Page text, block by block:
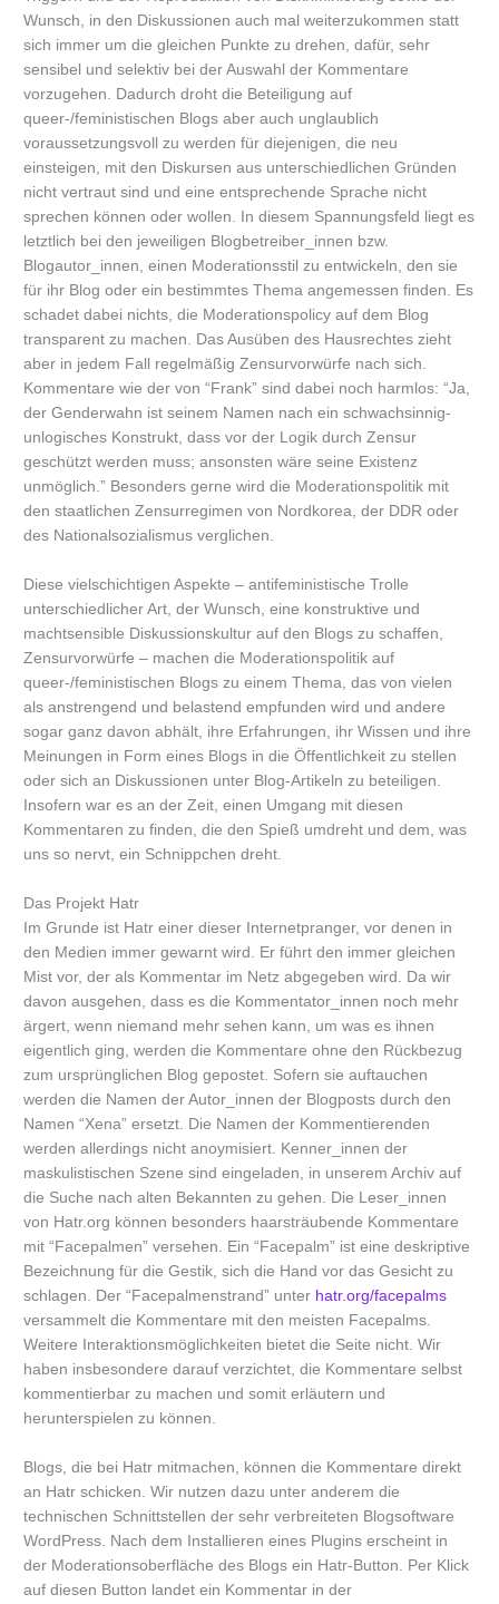
Wunsch, in den Diskussionen auch mal weiterzukommen statt
sich immer um die gleichen Punkte zu drehen, dafür, sehr
sensibel und selektiv bei der Auswahl der Kommentare
vorzugehen. Dadurch droht die Beteiligung auf
queer-/feministischen Blogs aber auch unglaublich
voraussetzungsvoll zu werden für diejenigen, die neu
einsteigen, mit den Diskursen aus unterschiedlichen Gründen
nicht vertraut sind und eine entsprechende Sprache nicht
sprechen können oder wollen. In diesem Spannungsfeld liegt es
letztlich bei den jeweiligen Blogbetreiber_innen bzw.
Blogautor_innen, einen Moderationsstil zu entwickeln, den sie
für ihr Blog oder ein bestimmtes Thema angemessen finden. Es
schadet dabei nichts, die Moderationspolicy auf dem Blog
transparent zu machen. Das Ausüben des Hausrechtes zieht
aber in jedem Fall regelmäßig Zensurvorwürfe nach sich.
Kommentare wie der von “Frank” sind dabei noch harmlos: “Ja,
der Genderwahn ist seinem Namen nach ein schwachsinnig-
unlogisches Konstrukt, dass vor der Logik durch Zensur
geschützt werden muss; ansonsten wäre seine Existenz
unmöglich.” Besonders gerne wird die Moderationspolitik mit
den staatlichen Zensurregimen von Nordkorea, der DDR oder
des Nationalsozialismus verglichen.
Diese vielschichtigen Aspekte – antifeministische Trolle
unterschiedlicher Art, der Wunsch, eine konstruktive und
machtsensible Diskussionskultur auf den Blogs zu schaffen,
Zensurvorwürfe – machen die Moderationspolitik auf
queer-/feministischen Blogs zu einem Thema, das von vielen
als anstrengend und belastend empfunden wird und andere
sogar ganz davon abhält, ihre Erfahrungen, ihr Wissen und ihre
Meinungen in Form eines Blogs in die Öffentlichkeit zu stellen
oder sich an Diskussionen unter Blog-Artikeln zu beteiligen.
Insofern war es an der Zeit, einen Umgang mit diesen
Kommentaren zu finden, die den Spieß umdreht und dem, was
uns so nervt, ein Schnippchen dreht.
Das Projekt Hatr
Im Grunde ist Hatr einer dieser Internetpranger, vor denen in
den Medien immer gewarnt wird. Er führt den immer gleichen
Mist vor, der als Kommentar im Netz abgegeben wird. Da wir
davon ausgehen, dass es die Kommentator_innen noch mehr
ärgert, wenn niemand mehr sehen kann, um was es ihnen
eigentlich ging, werden die Kommentare ohne den Rückbezug
zum ursprünglichen Blog gepostet. Sofern sie auftauchen
werden die Namen der Autor_innen der Blogposts durch den
Namen “Xena” ersetzt. Die Namen der Kommentierenden
werden allerdings nicht anoymisiert. Kenner_innen der
maskulistischen Szene sind eingeladen, in unserem Archiv auf
die Suche nach alten Bekannten zu gehen. Die Leser_innen
von Hatr.org können besonders haarsträubende Kommentare
mit “Facepalmen” versehen. Ein “Facepalm” ist eine deskriptive
Bezeichnung für die Gestik, sich die Hand vor das Gesicht zu
schlagen. Der “Facepalmenstrand” unter hatr.org/facepalms
versammelt die Kommentare mit den meisten Facepalms.
Weitere Interaktionsmöglichkeiten bietet die Seite nicht. Wir
haben insbesondere darauf verzichtet, die Kommentare selbst
kommentierbar zu machen und somit erläutern und
herunterspielen zu können.
Blogs, die bei Hatr mitmachen, können die Kommentare direkt
an Hatr schicken. Wir nutzen dazu unter anderem die
technischen Schnittstellen der sehr verbreiteten Blogsoftware
WordPress. Nach dem Installieren eines Plugins erscheint in
der Moderationsoberfläche des Blogs ein Hatr-Button. Per Klick
auf diesen Button landet ein Kommentar in der